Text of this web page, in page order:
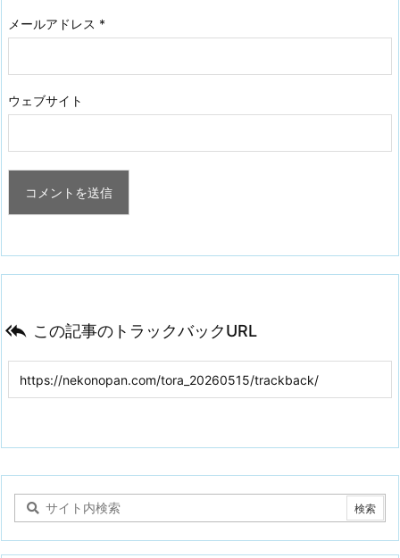
メールアドレス *
ウェブサイト
 この記事のトラックバックURL